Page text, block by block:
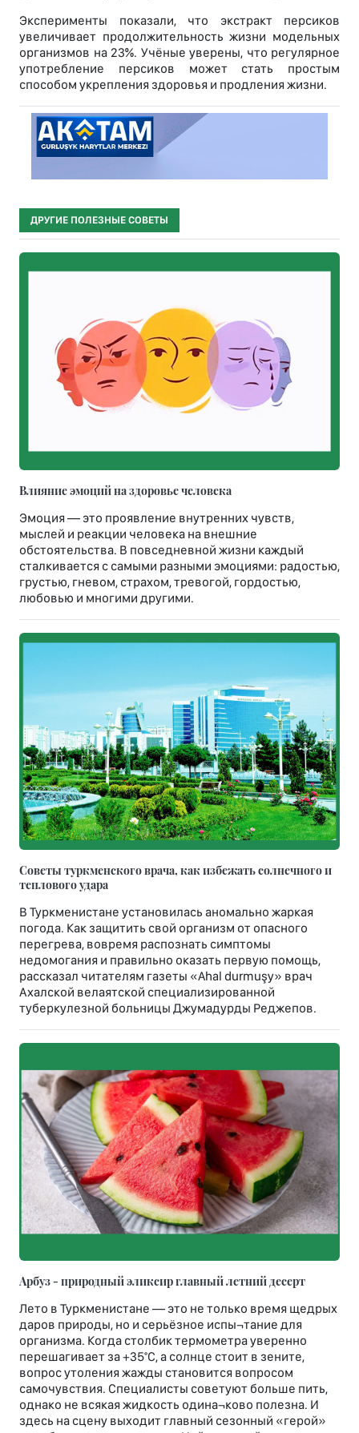
Эксперименты показали, что экстракт персиков
увеличивает продолжительность жизни модельных
организмов на 23%. Учёные уверены, что регулярное
употребление персиков может стать простым
способом укрепления здоровья и продления жизни.
ДРУГИЕ ПОЛЕЗНЫЕ СОВЕТЫ
Влияние эмоций на здоровье человека
Эмоция — это проявление внутренних чувств,
мыслей и реакции человека на внешние
обстоятельства. В повседневной жизни каждый
сталкивается с самыми разными эмоциями: радостью,
грустью, гневом, страхом, тревогой, гордостью,
любовью и многими другими.
Советы туркменского врача, как избежать солнечного и
теплового удара
В Туркменистане установилась аномально жаркая
погода. Как защитить свой организм от опасного
перегрева, вовремя распознать симптомы
недомогания и правильно оказать первую помощь,
рассказал читателям газеты «Ahal durmuşy» врач
Ахалской велаятской специализированной
туберкулезной больницы Джумадурды Реджепов.
Арбуз - природный эликсир главный летний десерт
Лето в Туркменистане — это не только время щедрых
даров природы, но и серьёзное испы¬тание для
организма. Когда столбик термометра уверенно
перешагивает за +35°С, а солнце стоит в зените,
вопрос утоления жажды становится вопросом
самочувствия. Специалисты советуют больше пить,
однако не всякая жидкость одина¬ково полезна. И
здесь на сцену выходит главный сезонный «герой»